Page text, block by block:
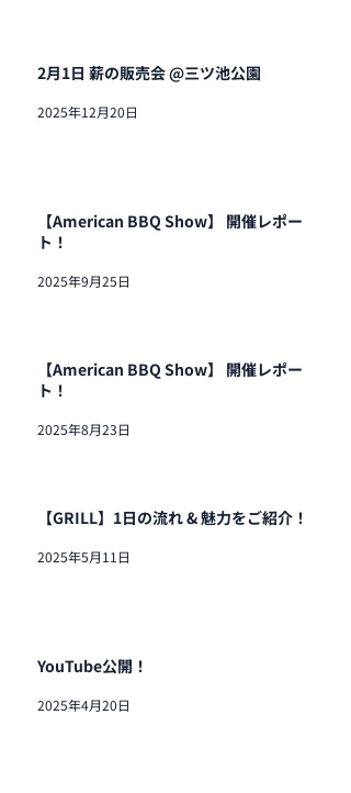
2月1日 薪の販売会 @三ツ池公園
2025年12月20日
【American BBQ Show】 開催レポー
ト！
2025年9月25日
【American BBQ Show】 開催レポー
ト！
2025年8月23日
【GRILL】1日の流れ & 魅力をご紹介！
2025年5月11日
YouTube公開！
2025年4月20日